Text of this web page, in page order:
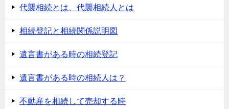
代襲相続とは、代襲相続人とは
相続登記と相続関係説明図
遺言書がある時の相続登記
遺言書がある時の相続人は？
不動産を相続して売却する時